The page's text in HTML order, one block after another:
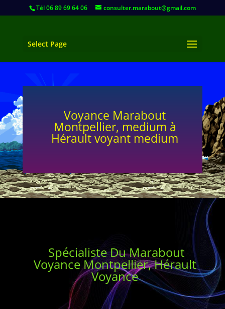
Tél 06 89 69 64 06 consulter.marabout@gmail.com
Select Page
Voyance Marabout
Montpellier, medium à
Hérault voyant medium
Spécialiste Du Marabout
Voyance Montpellier, Hérault
Voyance